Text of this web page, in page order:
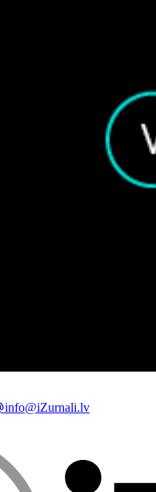
info@iZurnali.lv